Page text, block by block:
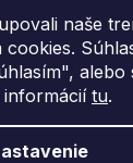
naše
alebo
informácií tu.